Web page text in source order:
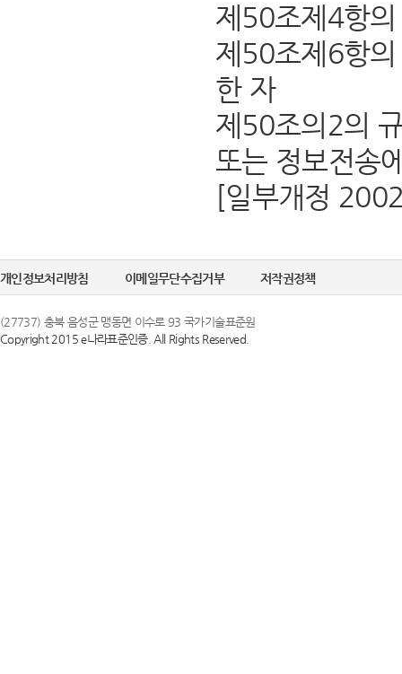
제50조제4항
제50조제6항
한 자
제50조의2의
또는 정보전송
[일부개정
개인정보처리방침 이메일무단수집거부 저작권정책
(27737) 충북 음성군 맹동면 이수로 93 국가기술표준원
Copyright 2015 e나라표준인증. All Rights Reserved.